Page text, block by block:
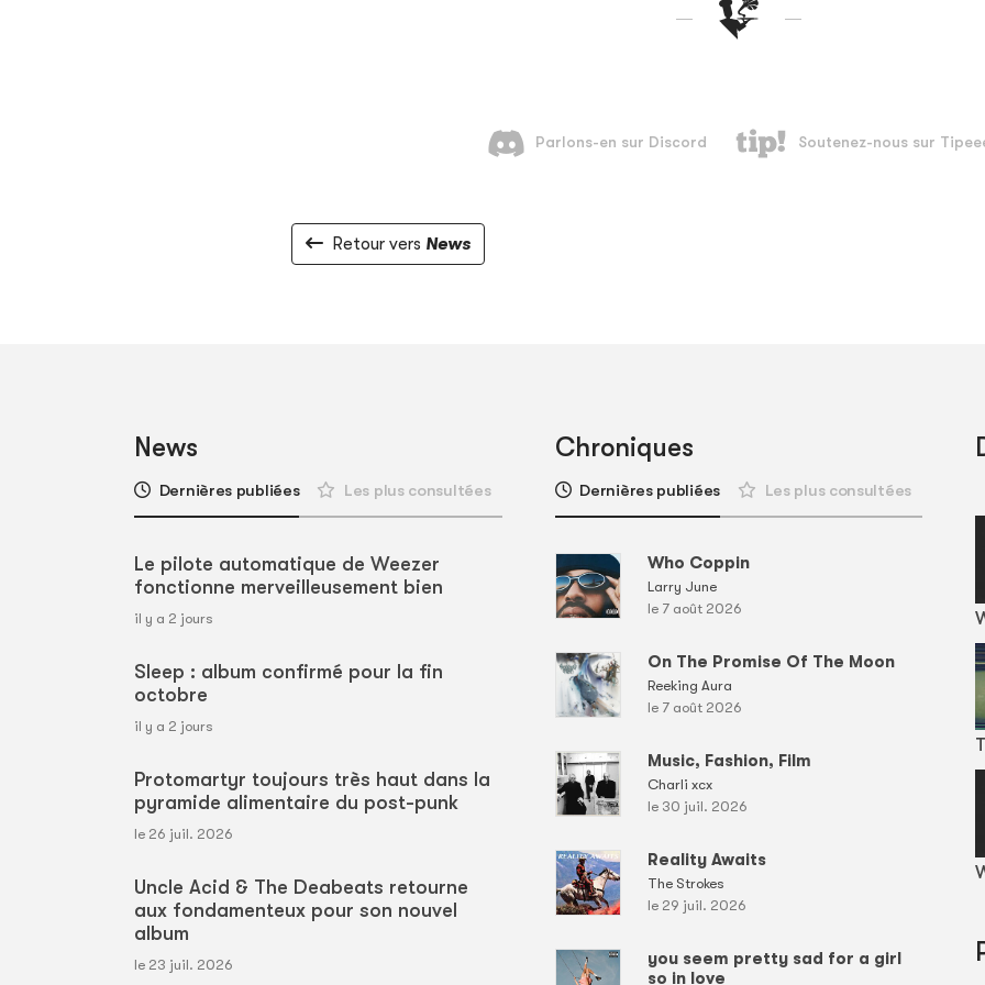
Retour vers News
News
Dernières publiées Les plus consultées
Le pilote automatique de Weezer
fonctionne merveilleusement bien
il y a 2 jours
Sleep : album confirmé pour la fin
octobre
il y a 2 jours
Protomartyr toujours très haut dans la
pyramide alimentaire du post-punk
le 26 juil. 2026
Uncle Acid & The Deabeats retourne
aux fondamenteux pour son nouvel
album
le 23 juil. 2026
Chroniques
Dernières publiées Les plus consultées
Who Coppin
Larry June
le 7 août 2026
On The Promise Of The Moon
Reeking Aura
le 7 août 2026
Music, Fashion, Film
Charli xcx
le 30 juil. 2026
Reality Awaits
The Strokes
le 29 juil. 2026
you seem pretty sad for a girl
so in love